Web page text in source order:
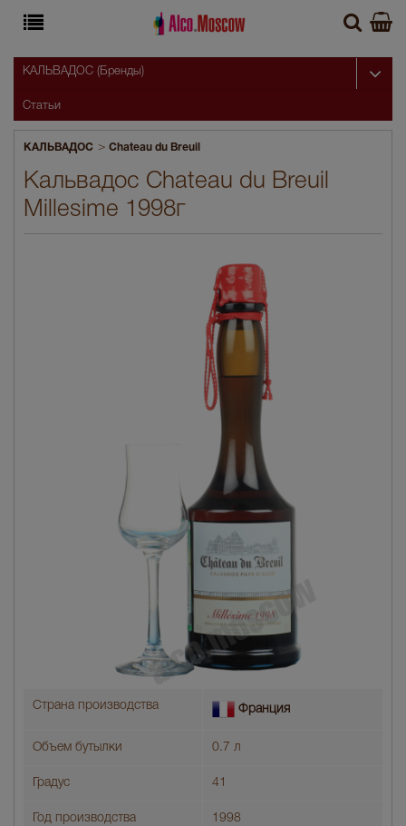
КАЛЬВАДОС > Chateau du Breuil
Кальвадос Chateau du Breuil
Millesime 1998г
Страна производства Франция
Объем бутылки 0.7 л
Градус 41
Год производства 1998
КАЛЬВАДОС (Бренды)
Статьи